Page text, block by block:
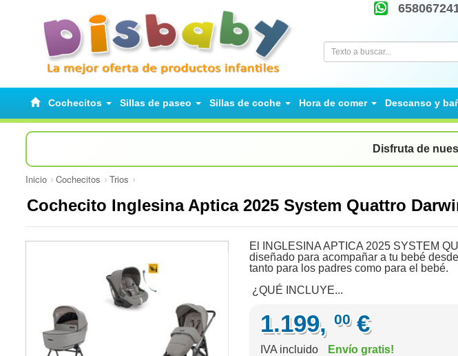
Cochecitos Sillas de paseo Sillas de coche Hora de comer Descanso y
Disfruta de
Inicio Cochecitos Trios
Cochecito Inglesina Aptica 2025 System Quattro
El INGLESINA APTICA 2025 SYSTEM
diseñado para acompañar a tu bebé
tanto para los padres como para el bebé.
¿QUÉ INCLUYE...
1.199, 00 €
IVA incluido Envío gratis!